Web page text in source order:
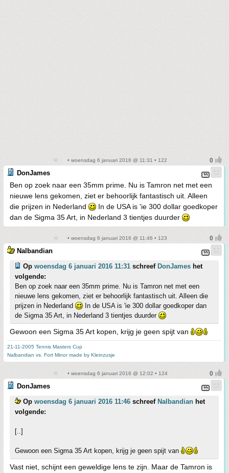
• woensdag 6 januari 2016 @ 11:31 • 122
DonJames
Ben op zoek naar een 35mm prime. Nu is Tamron net met een
nieuwe lens gekomen, ziet er behoorlijk fantastisch uit. Alleen
die prijzen in Nederland
In de USA is 'ie 300 dollar goedkoper
dan de Sigma 35 Art, in Nederland 3 tientjes duurder
• woensdag 6 januari 2016 @ 11:46 • 123
Nalbandian
Op woensdag 6 januari 2016 11:31 schreef DonJames het
volgende:
Ben op zoek naar een 35mm prime. Nu is Tamron net met een
nieuwe lens gekomen, ziet er behoorlijk fantastisch uit. Alleen die
prijzen in Nederland
In de USA is 'ie 300 dollar goedkoper dan
de Sigma 35 Art, in Nederland 3 tientjes duurder
Gewoon een Sigma 35 Art kopen, krijg je geen spijt van
21-11-2005 Tennis Masters Cup
Nalbandian vs. Fort Minor made by Kleinzusje
• woensdag 6 januari 2016 @ 12:02 • 124
DonJames
Op woensdag 6 januari 2016 11:46 schreef Nalbandian het
volgende:
[..]
Gewoon een Sigma 35 Art kopen, krijg je geen spijt van
Vast niet, schijnt een geweldige lens te zijn. Maar de Tamron is